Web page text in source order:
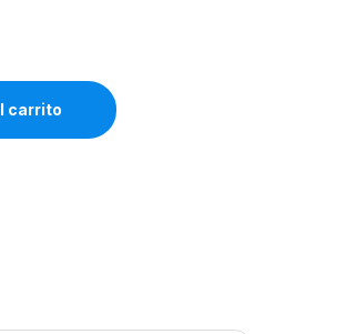
carrito